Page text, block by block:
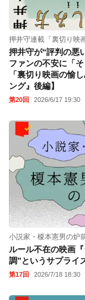
押井守連載「裏切り映
押井守が“評判の悪
ファンの不安に「
「裏切り映画の愉
ング』後編】
第20回 2026/6/17 19:30
小説家・榎本憲男の炉
ルール不在の映画
調”というサプライ
第17回 2026/7/18 18:30